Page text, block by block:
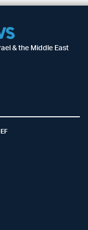
& the Middle East